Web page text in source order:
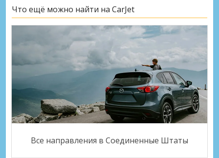
Что ещё можно найти на CarJet
Все направления в Соединенные Штаты